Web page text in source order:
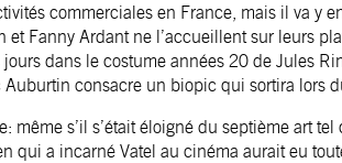
commerciales en France, mais il va y
et Fanny Ardant ne l’accueillent sur leurs
dans le costume années 20 de Jules
Auburtin consacre un biopic qui sortira lors
même s’il s’était éloigné du septième art
qui a incarné Vatel au cinéma aurait eu